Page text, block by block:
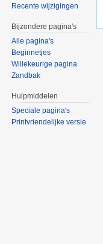
Recente wijzigingen
Bijzondere pagina's
Alle pagina's
Beginnetjes
Willekeurige pagina
Zandbak
Hulpmiddelen
Speciale pagina's
Printvriendelijke versie